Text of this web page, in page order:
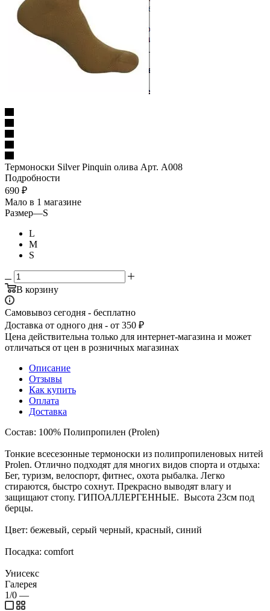
Термоноски Silver Pinquin олива Арт. А008
Подробности
690 ₽
Мало в 1 магазине
Размер—S
L
M
S
В корзину
Самовывоз сегодня - бесплатно
Доставка от одного дня - от 350 ₽
Цена действительна только для интернет-магазина и может
отличаться от цен в розничных магазинах
Описание
Отзывы
Как купить
Оплата
Доставка
Состав: 100% Полипропилен (Prolen)
Тонкие всесезонные термоноски из полипропиленовых нитей
Prolen. Отлично подходят для многих видов спорта и отдыха:
Бег, туризм, велоспорт, фитнес, охота рыбалка. Легко
стираются, быстро сохнут. Прекрасно выводят влагу и
защищают стопу. ГИПОАЛЛЕРГЕННЫЕ. Высота 23см под
берцы.
Цвет: бежевый, серый черный, красный, синий
Посадка: comfort
Унисекс
Галерея
1/0 —